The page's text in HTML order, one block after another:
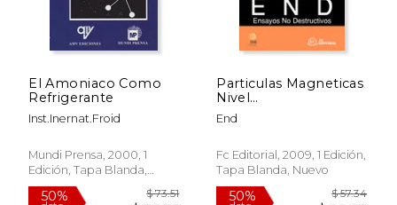
50% 50%
El Amoniaco Como
Refrigerante
Inst.Inernat.Froid
Mundi Prensa, 2000, 1
Edición, Tapa Blanda,
Nuevo
Particulas Magneticas
Nivel
Ii(9788492735044)
End
Fc Editorial, 2009, 1 Edición,
Tapa Blanda, Nuevo